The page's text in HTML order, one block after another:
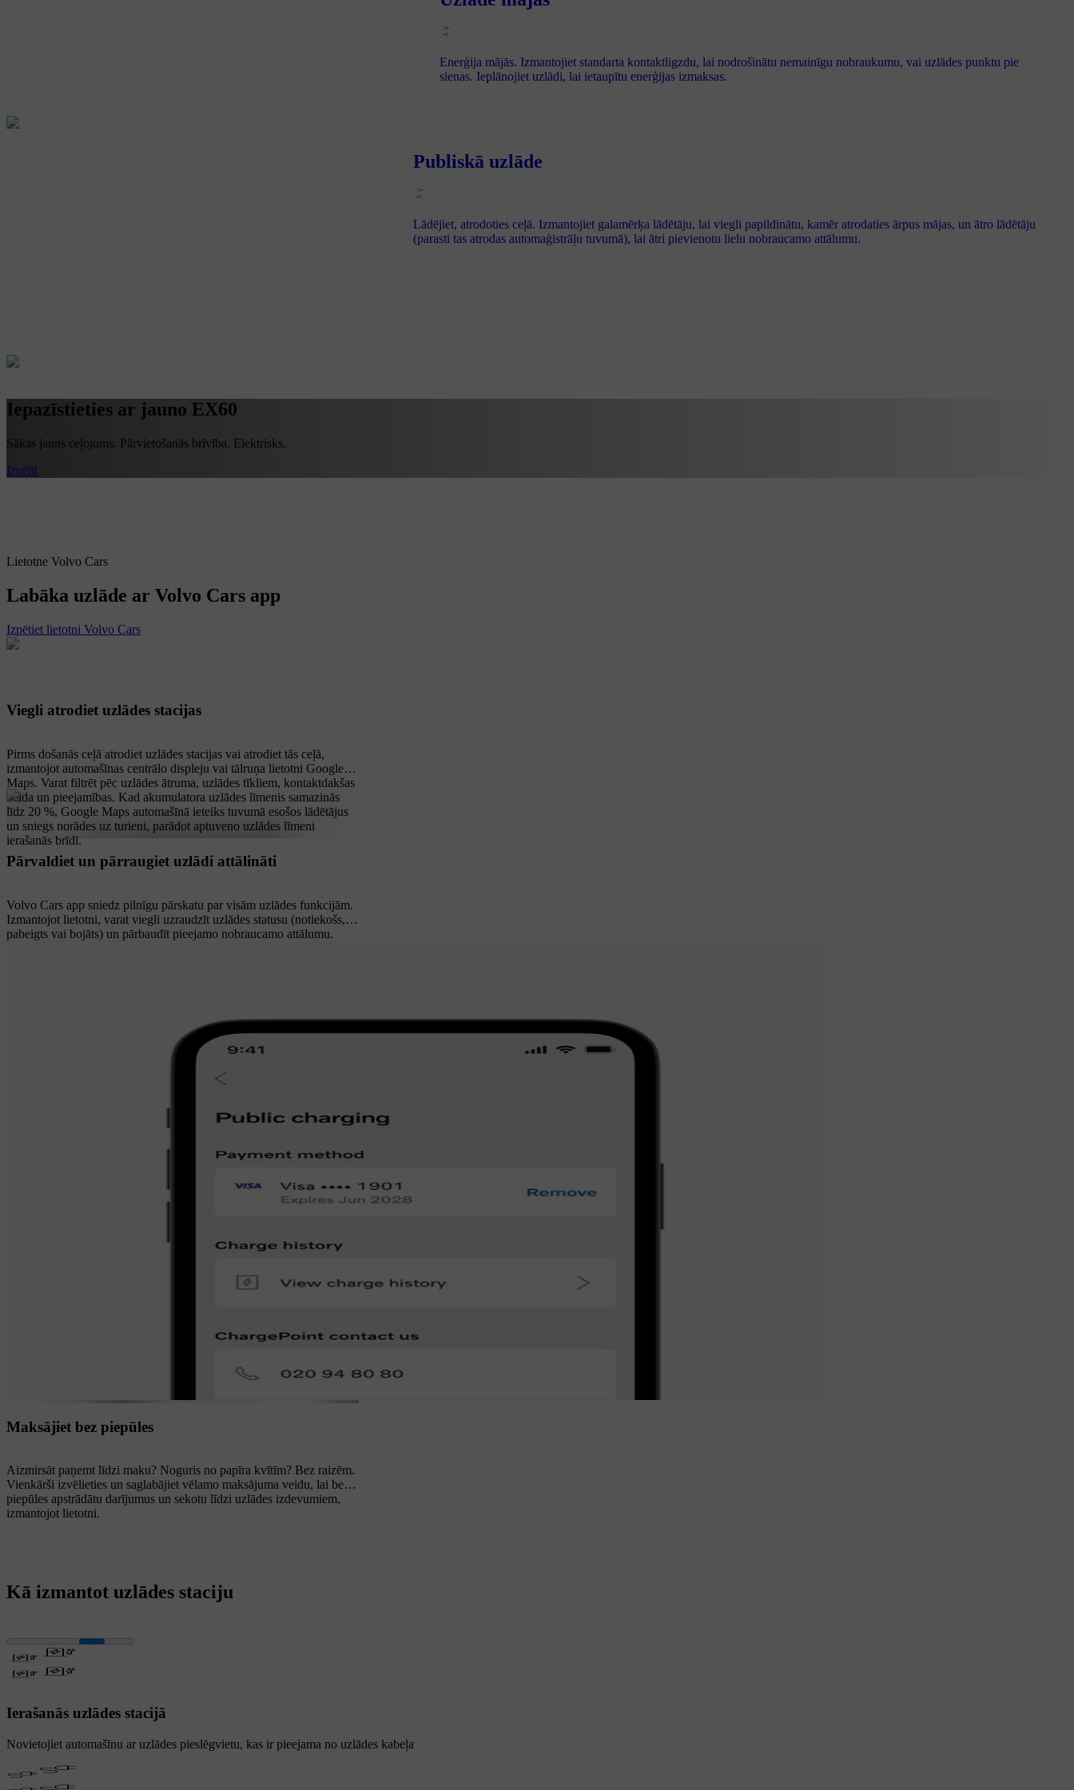
Enerģija mājās. Izmantojiet standarta kontaktligzdu, lai nodrošinātu nemainīgu nobraukumu, vai uzlādes punktu pie
sienas. Ieplānojiet uzlādi, lai ietaupītu enerģijas izmaksas.
Publiskā uzlāde
Lādējiet, atrodoties ceļā. Izmantojiet galamērķa lādētāju, lai viegli papildinātu, kamēr atrodaties ārpus mājas, un ātro lādētāju
(parasti tas atrodas automaģistrāļu tuvumā), lai ātri pievienotu lielu nobraucamo attālumu.
Iepazīstieties ar jauno EX60
Sākas jauns ceļojums. Pārvietošanās brīvība. Elektrisks.
Izpētīt
Lietotne Volvo Cars
Labāka uzlāde ar Volvo Cars app
Izpētiet lietotni Volvo Cars
Viegli atrodiet uzlādes stacijas
Pirms došanās ceļā atrodiet uzlādes stacijas vai atrodiet tās ceļā,
izmantojot automašīnas centrālo displeju vai tālruņa lietotni Google
Maps. Varat filtrēt pēc uzlādes ātruma, uzlādes tīkliem, kontaktdakšas
veida un pieejamības. Kad akumulatora uzlādes līmenis samazinās
līdz 20 %, Google Maps automašīnā ieteiks tuvumā esošos lādētājus
un sniegs norādes uz turieni, parādot aptuveno uzlādes līmeni
ierašanās brīdī.
Pārvaldiet un pārraugiet uzlādi attālināti
Volvo Cars app sniedz pilnīgu pārskatu par visām uzlādes funkcijām.
Izmantojot lietotni, varat viegli uzraudzīt uzlādes statusu (notiekošs,
pabeigts vai bojāts) un pārbaudīt pieejamo nobraucamo attālumu.
Maksājiet bez piepūles
Aizmirsāt paņemt līdzi maku? Noguris no papīra kvītīm? Bez raizēm.
Vienkārši izvēlieties un saglabājiet vēlamo maksājuma veidu, lai bez
piepūles apstrādātu darījumus un sekotu līdzi uzlādes izdevumiem,
izmantojot lietotni.
Kā izmantot uzlādes staciju
Ierašanās uzlādes stacijā
Novietojiet automašīnu ar uzlādes pieslēgvietu, kas ir pieejama no uzlādes kabeļa